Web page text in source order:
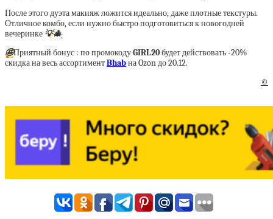
После этого дуэта макияж ложится идеально, даже плотные текстуры.
Отличное комбо, если нужно быстро подготовиться к новогодней
вечеринке 💡🎄
🤩Приятный бонус : по промокодуGIRL20будет действовать -20%
скидка на весь ассортиментBhabна Ozon до 20.12.
©